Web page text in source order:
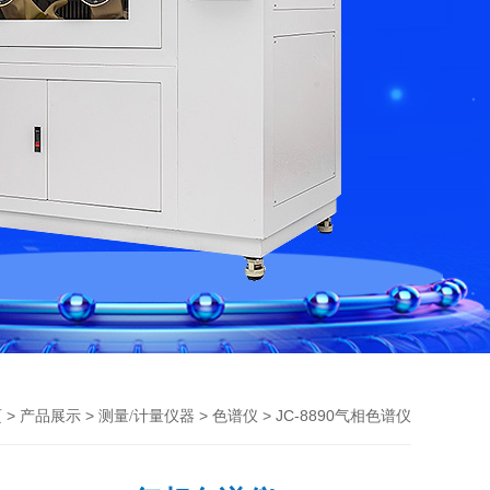
> 产品展示 > 测量/计量仪器 > 色谱仪 > JC-8890气相色谱仪